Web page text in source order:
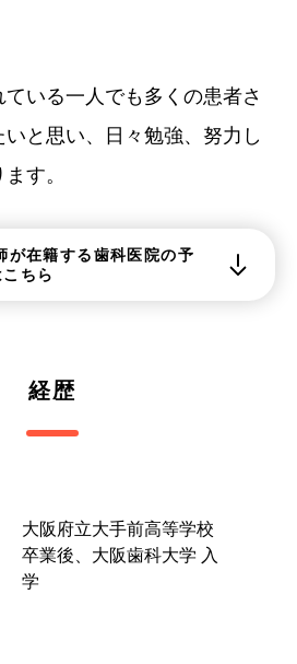
いる一人でも多くの患者さ
と思い、日々勉強、努力し
す。
が在籍する歯科医院の予
ちら
経歴
大阪府立大手前高等学校
卒業後、大阪歯科大学 入
学